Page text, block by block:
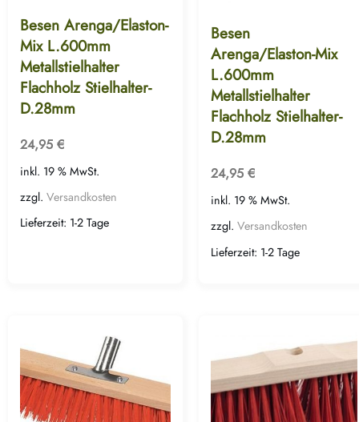
Besen Arenga/Elaston-
Mix L.600mm
Metallstielhalter
Flachholz Stielhalter-
D.28mm
24,95 €
inkl. 19 % MwSt.
zzgl. Versandkosten
Lieferzeit: 1-2 Tage
Besen
Arenga/Elaston-Mix
L.600mm
Metallstielhalter
Flachholz Stielhalter-
D.28mm
24,95 €
inkl. 19 % MwSt.
zzgl. Versandkosten
Lieferzeit: 1-2 Tage